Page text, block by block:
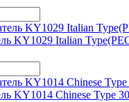
KY1029 Italian
KY1014 Chinese Type